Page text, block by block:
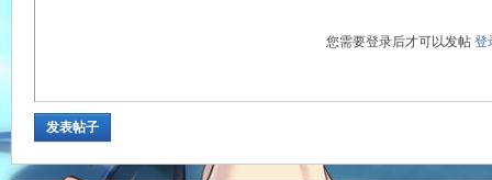
您需要登录后才可以发帖 登
发表帖子